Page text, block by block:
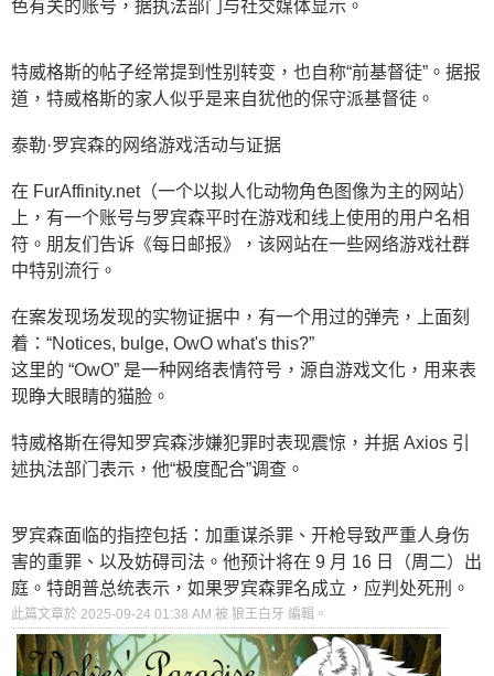
色有关的账号，据执法部门与社交媒体显示。
特威格斯的帖子经常提到性别转变，也自称“前基督徒”。据报
道，特威格斯的家人似乎是来自犹他的保守派基督徒。
泰勒·罗宾森的网络游戏活动与证据
在 FurAffinity.net（一个以拟人化动物角色图像为主的网站）
上，有一个账号与罗宾森平时在游戏和线上使用的用户名相
符。朋友们告诉《每日邮报》，该网站在一些网络游戏社群
中特别流行。
在案发现场发现的实物证据中，有一个用过的弹壳，上面刻
着：“Notices, bulge, OwO what's this?”
这里的 “OwO” 是一种网络表情符号，源自游戏文化，用来表
现睁大眼睛的猫脸。
特威格斯在得知罗宾森涉嫌犯罪时表现震惊，并据 Axios 引
述执法部门表示，他“极度配合”调查。
罗宾森面临的指控包括：加重谋杀罪、开枪导致严重人身伤
害的重罪、以及妨碍司法。他预计将在 9 月 16 日（周二）出
庭。特朗普总统表示，如果罗宾森罪名成立，应判处死刑。
此篇文章於 2025-09-24 01:38 AM 被 狼王白牙 編輯。